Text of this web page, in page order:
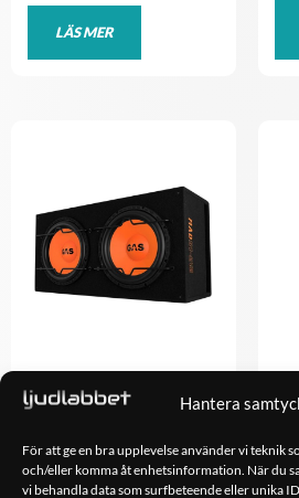
Hantera
För att ge en bra upplevelse använder vi teknik
och/eller komma åt enhetsinformation. När du
vi behandla data som surfbeteende eller unika
LÄS MER
GAS MAD B1-212
LÄGG TILL I